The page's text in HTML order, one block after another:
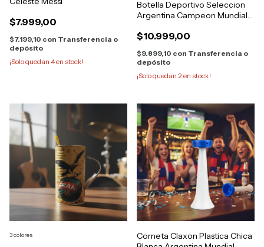
$7.999,00
$7.199,10 con Transferencia o
depósito
¡Solo quedan 4en stock!
Botella Deportivo Seleccion
Argentina Campeon Mundial
$10.999,00
$9.899,10 con Transferencia o
depósito
¡Solo quedan 2 en stock!
3 colores
Corneta Claxon Plastica Chica